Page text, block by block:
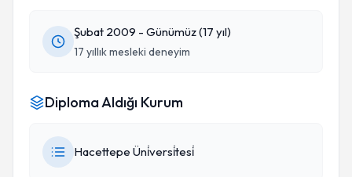
Şubat 2009 - Günümüz (17 yıl)
17 yıllık mesleki deneyim
Diploma Aldığı Kurum
Hacettepe Üni̇versi̇tesi̇